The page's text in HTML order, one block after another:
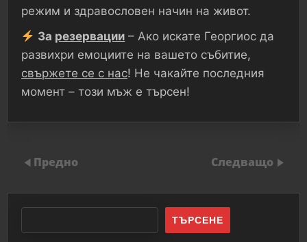
режим и здравословен начин на живот.
За резервации – Ако искате Георгиос да
развихри емоциите на вашето събитие,
свържете се с нас! Не чакайте последния
момент – този мъж е търсен!
Предно Следващо
ТЪРСЕНЕ